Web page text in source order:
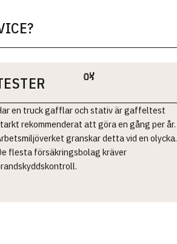
en truck gafflar och stativ är gaffeltest
rekommenderat att göra en gång per år.
granskar detta vid en olycka.
flesta försäkringsbolag kräver